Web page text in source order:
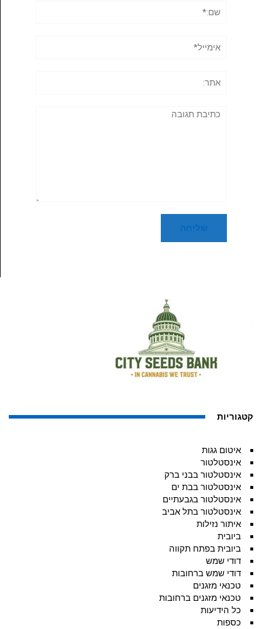
תגובה
קטגוריות
איטום גגות
אינסטלטור
אינסטלטור בבני ברק
אינסטלטור בבת ים
אינסטלטור בגבעתיים
אינסטלטור בתל אביב
איתור נזילות
ביובית
ביובית בפתח תקווה
דודי שמש
דודי שמש ברחובות
טכנאי מזגנים
טכנאי מזגנים ברחובות
כל הידיעות
כספות